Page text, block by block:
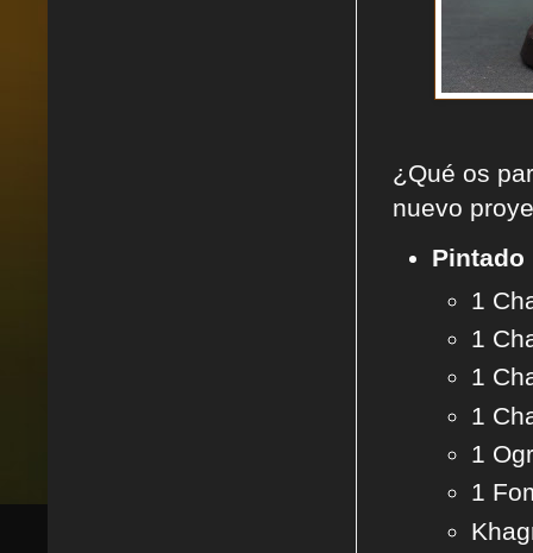
¿Qué os
nuevo
Pintado
1
1
1
1
1
1